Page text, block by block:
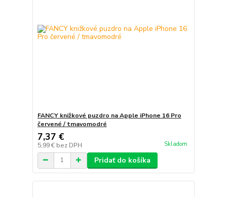
FANCY knižkové puzdro na Apple iPhone 16 Pro
červené / tmavomodré
7,37 €
5,99 € bez DPH Skladom
Pridať do košíka